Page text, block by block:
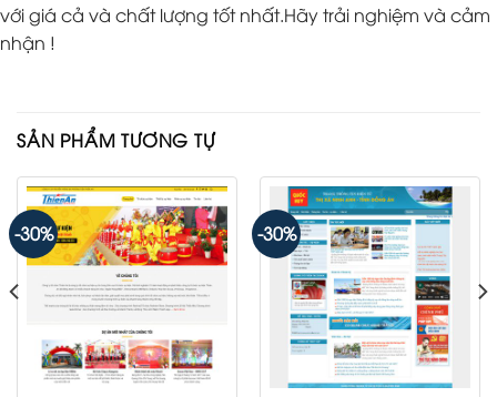
với giá cả và chất lượng tốt nhất.Hãy trải nghiệm và cảm
nhận !
SẢN PHẨM TƯƠNG TỰ
-30% -30%